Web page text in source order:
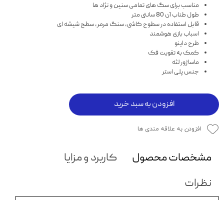
مناسب برای سگ های تمامی سنین و نژاد ها
طول طناب آن 80 سانتی متر
قابل استفاده در سطوح کاشی، سنگ مرمر، سطح شیشه ای
اسباب بازی هوشمند
طرح داینو
کمک به تقویت فک
ماساژور لثه
جنس پلی استر
افزودن به سبد خرید
افزودن به علاقه مندی ها
مشخصات محصول
کاربرد و مزایا
نظرات